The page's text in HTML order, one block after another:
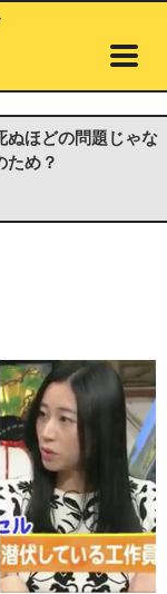
ぬほどの問題じゃな
ため？